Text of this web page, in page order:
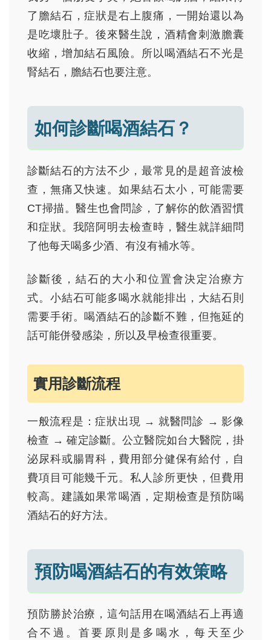
了膽結石，症狀是右上腹痛，一開始還以為
是吃壞肚子。後來醫生說，酒精會刺激膽囊
收縮，增加結石風險。所以喝酒結石不光是
腎結石，膽結石也要注意。
如何診斷喝酒結石？
診斷結石的方法不少，最常見的是超音波檢
查，無痛又快速。如果結石太小，可能需要
CT掃描。醫生也會問診，了解你的飲酒習慣
和症狀。我陪阿明去檢查時，醫生就詳細問
了他每天喝多少酒、有沒有補水等。
診斷後，結石的大小和位置會決定治療方
式。小結石可能多喝水就能排出，大結石則
需要手術。喝酒結石的診斷不難，但拖延的
話可能併發感染，所以及早檢查很重要。
實用診斷流程
一般流程是：症狀出現 → 就醫問診 → 影像
檢查 → 確定診斷。公立醫院如台大醫院，掛
泌尿科或腸胃科，費用部分健保有給付，自
費項目可能幾千元。私人診所更快，但費用
較高。建議如果常喝酒，定期檢查是預防喝
酒結石的好方法。
預防喝酒結石的有效策略
預防勝於治療，這句話用在喝酒結石上再適
合不過。首要原則是多喝水，每天至少